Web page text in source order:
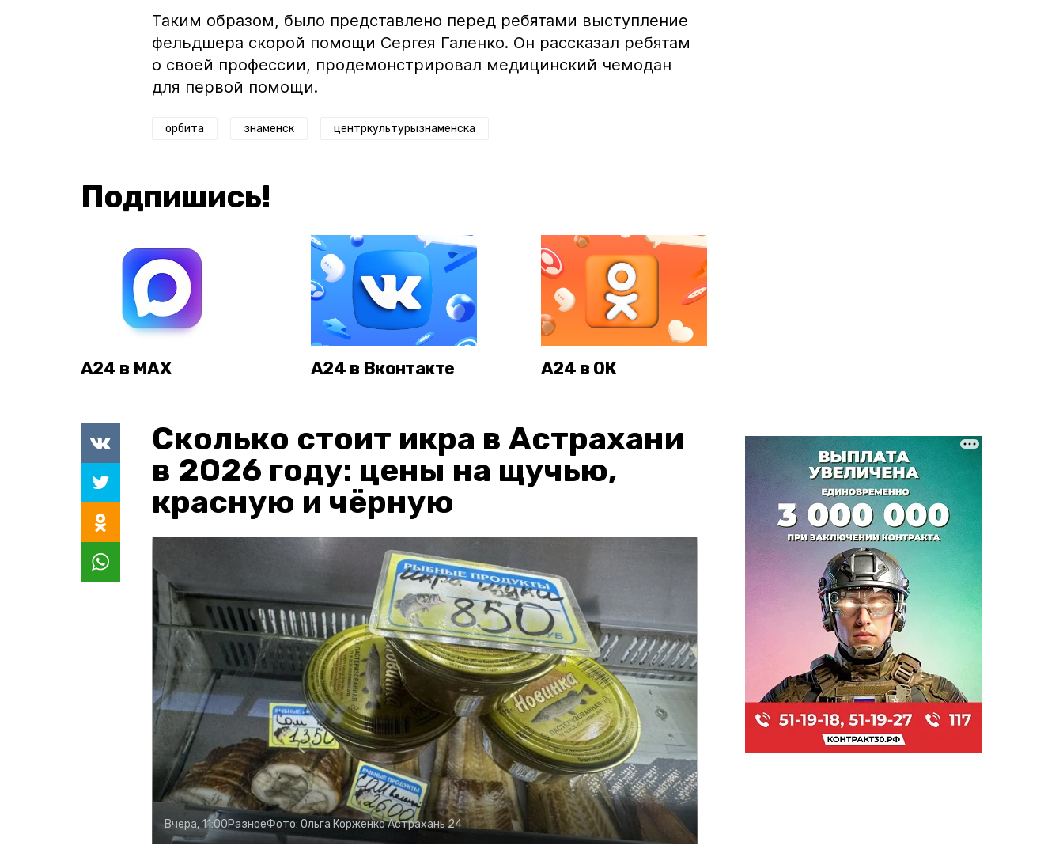
Таким образом, было представлено перед ребятами выступление
фельдшера скорой помощи Сергея Галенко. Он рассказал ребятам
о своей профессии, продемонстрировал медицинский чемодан
для первой помощи.
орбита знаменск центркультурызнаменска
Подпишись!
А24 в MAX А24 в Вконтакте А24 в ОК
Сколько стоит икра в Астрахани
в 2026 году: цены на щучью,
красную и чёрную
Вчера, 11:00РазноеФото: Ольга КорженкоАстрахань 24